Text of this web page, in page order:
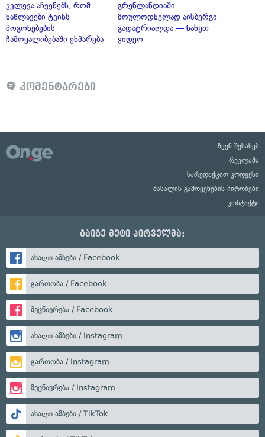
კვლევა აჩვენებს, რომ
ნაწლავები ტვინს
მოგონებების
ჩამოყალიბებაში ეხმარება
გრენლანდიაში
მოულოდნელად აისბერგი
გადატრიალდა — ნახეთ
ვიდეო
კომენტარები
ჩვენ შესახებ
რეკლამა
სარედაქციო კოდექსი
მასალის გამოყენების პირობები
კონტაქტი
გაიგე მეტი პირველმა:
ახალი ამბები / Facebook
გართობა / Facebook
მეცნიერება / Facebook
ახალი ამბები / Instagram
გართობა / Instagram
მეცნიერება / Instagram
ახალი ამბები / TikTok